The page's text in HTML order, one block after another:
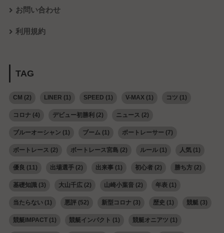
お問い合わせ
利用規約
TAG
CM (2) LINER (1) SPEED (1) V-MAX(1) コツ (1)
コロナ(4) デビュー初勝利 (2) ニュース (2)
ブルーオーシャン (1) ブーム(1) ボートレーサー (7)
ボートレース (2) ボートレース宮島 (2) ルール(1) 人気(1)
優良 (11) 出場選手(2) 出来事(1) 初心者(2) 勝ち方(2)
基礎知識(3) 大山千広(2) 山崎小葉音(2) 年表(1)
当たらない(1) 悪評(52) 新型コロナ(3) 歴史 (1) 競艇 (3)
競艇IMPACT(1) 競艇インパクト (1) 競艇オニアツ (1)